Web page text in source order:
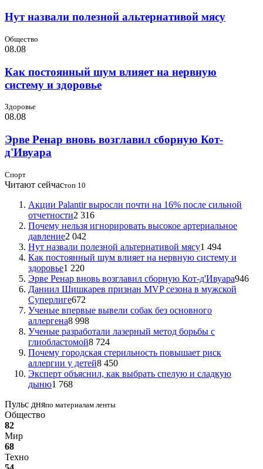
Нут назвали полезной альтернативой мясу
Общество
08.08
Как постоянный шум влияет на нервную
систему и здоровье
Здоровье
08.08
Эрве Ренар вновь возглавил сборную Кот-
д'Ивуара
Спорт
Читают сейчастоп 10
Акции Palantir выросли почти на 16% после сильной
отчетности2 316
Почему нельзя игнорировать высокое артериальное
давление2 042
Нут назвали полезной альтернативой мясу1 494
Как постоянный шум влияет на нервную систему и
здоровье1 220
Эрве Ренар вновь возглавил сборную Кот-д'Ивуара946
Даниил Шишкарев признан MVP сезона в мужской
Суперлиге672
Ученые впервые вывели собак без основного
аллергена8 998
Ученые разработали лазерный метод борьбы с
глиобластомой8 724
Почему городская стерильность повышает риск
аллергии у детей8 450
Эксперт объяснил, как выбрать спелую и сладкую
дыню1 768
Пульс дняпо материалам ленты
Общество
82
Мир
68
Техно